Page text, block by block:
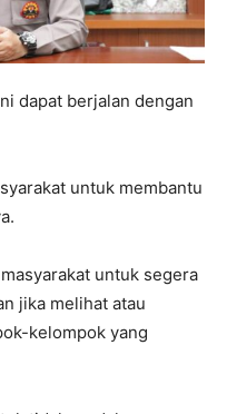
dapat berjalan dengan
untuk membantu
untuk segera
jika melihat atau
kelompok yang